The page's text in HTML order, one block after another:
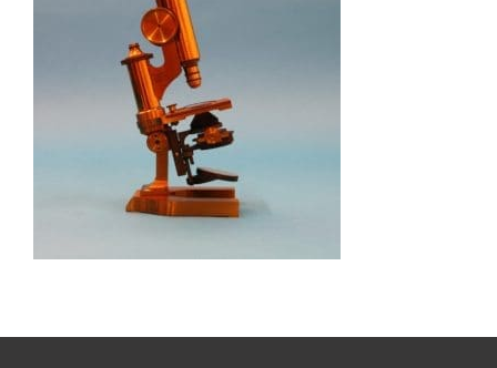
Images
Culpeper (ca. 1735)
Cuff (ca. 1745)
volgens Culpeper (1750-1780)
‘Jones’ most improved type’ (1800-1830)
Nachet, ‘grand modèle’ (1856-1862)